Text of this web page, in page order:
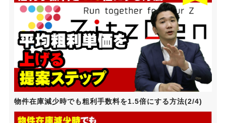
物件在庫減少時でも粗利手数料を1.5倍にする方法(2/4)